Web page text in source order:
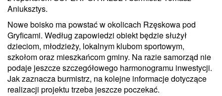
Aniuksztys.
Nowe boisko ma powstać w okolicach Rzęskowa pod
Gryficami. Według zapowiedzi obiekt będzie służył
dzieciom, młodzieży, lokalnym klubom sportowym,
szkołom oraz mieszkańcom gminy. Na razie samorząd nie
podaje jeszcze szczegółowego harmonogramu inwestycji.
Jak zaznacza burmistrz, na kolejne informacje dotyczące
realizacji projektu trzeba jeszcze poczekać.